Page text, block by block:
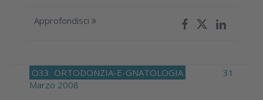
Approfondisci
O33 ORTODONZIA-E-GNATOLOGIA
31
Marzo 2008